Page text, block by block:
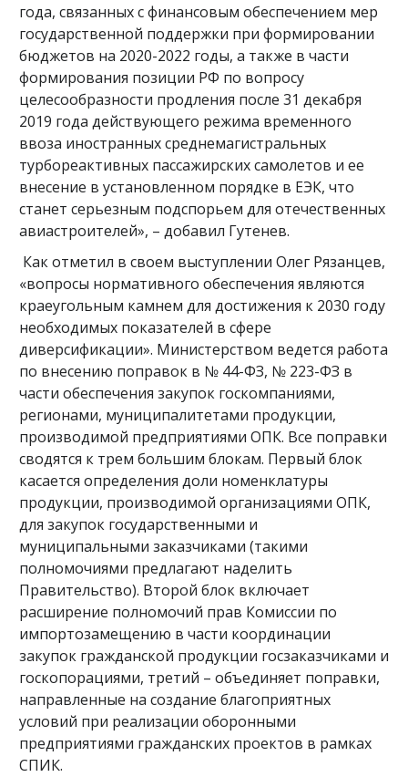
года, связанных с финансовым обеспечением мер
государственной поддержки при формировании
бюджетов на 2020-2022 годы, а также в части
формирования позиции РФ по вопросу
целесообразности продления после 31 декабря
2019 года действующего режима временного
ввоза иностранных среднемагистральных
турбореактивных пассажирских самолетов и ее
внесение в установленном порядке в ЕЭК, что
станет серьезным подспорьем для отечественных
авиастроителей», – добавил Гутенев.
Как отметил в своем выступлении Олег Рязанцев,
«вопросы нормативного обеспечения являются
краеугольным камнем для достижения к 2030 году
необходимых показателей в сфере
диверсификации». Министерством ведется работа
по внесению поправок в № 44-ФЗ, № 223-ФЗ в
части обеспечения закупок госкомпаниями,
регионами, муниципалитетами продукции,
производимой предприятиями ОПК. Все поправки
сводятся к трем большим блокам. Первый блок
касается определения доли номенклатуры
продукции, производимой организациями ОПК,
для закупок государственными и
муниципальными заказчиками (такими
полномочиями предлагают наделить
Правительство). Второй блок включает
расширение полномочий прав Комиссии по
импортозамещению в части координации
закупок гражданской продукции госзаказчиками и
госкопорациями, третий – объединяет поправки,
направленные на создание благоприятных
условий при реализации оборонными
предприятиями гражданских проектов в рамках
СПИК.